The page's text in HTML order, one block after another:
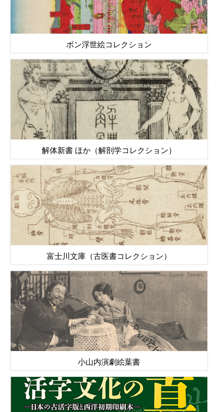
ボン浮世絵コレクション
解体新書 ほか（解剖学コレクション）
富士川文庫（古医書コレクション）
小山内演劇絵葉書